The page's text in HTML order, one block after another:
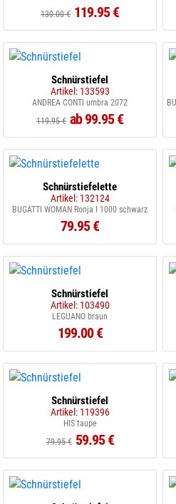
130.00 € 119.95 €
Schnürstiefel
Artikel: 133593
ANDREA CONTI umbra 2072
119.95 € ab 99.95 €
Schnürstiefelette
Artikel: 132124
BUGATTI WOMAN Ronja I 1000 schwarz
79.95 €
Schnürstiefel
Artikel: 103490
LEGUANO braun
199.00 €
Schnürstiefel
Artikel: 119396
HIS taupe
79.95 € 59.95 €